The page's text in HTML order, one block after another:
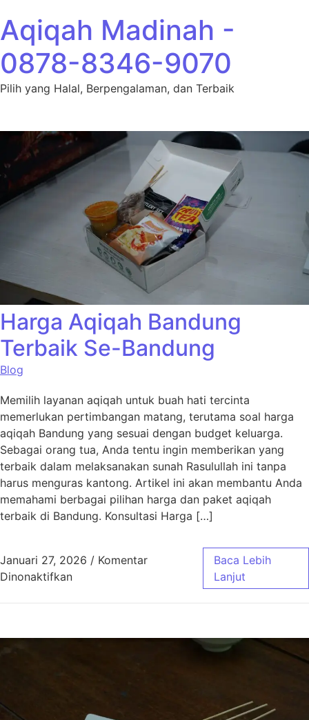
Aqiqah Madinah -
0878-8346-9070
Pilih yang Halal, Berpengalaman, dan Terbaik
Harga Aqiqah Bandung
Terbaik Se-Bandung
Blog
Memilih layanan aqiqah untuk buah hati tercinta
memerlukan pertimbangan matang, terutama soal harga
aqiqah Bandung yang sesuai dengan budget keluarga.
Sebagai orang tua, Anda tentu ingin memberikan yang
terbaik dalam melaksanakan sunah Rasulullah ini tanpa
harus menguras kantong. Artikel ini akan membantu Anda
memahami berbagai pilihan harga dan paket aqiqah
terbaik di Bandung. Konsultasi Harga […]
Januari 27, 2026 / Komentar
Dinonaktifkanpada Harga Aqiqah Bandung Terbaik Se-
Baca Lebih
Lanjut